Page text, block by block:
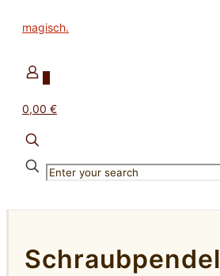
0,00 €
Schraubpendel